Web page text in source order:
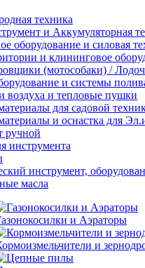
техника
и Аккумуляторная
оборудование и силовая
и клининговое
(мотособаки) /
и системы
воздуха и тепловые пушки
для садовой
и оснастка для
ручной
инструмента
инструмент,
масла
и Аэраторы
и